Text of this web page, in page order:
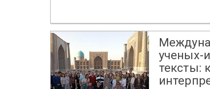
ученых-
тексты: